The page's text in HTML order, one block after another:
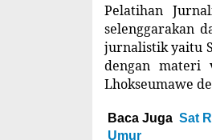
Pelatihan
selenggarakan
jurnalistik yaitu
dengan materi
Lhokseumawe
Baca Juga Sat
Umur